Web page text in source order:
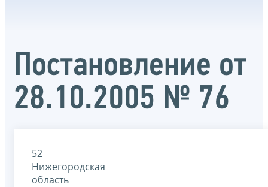
Постановление от
28.10.2005 № 76
52
Нижегородская
область